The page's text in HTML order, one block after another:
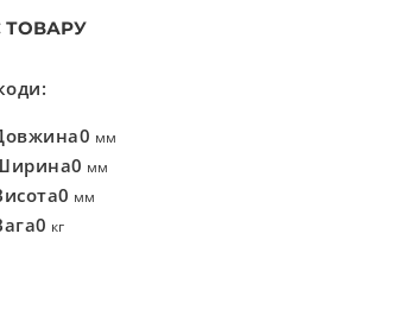
ТОВАРУ
0 мм
0 мм
0 мм
0 кг